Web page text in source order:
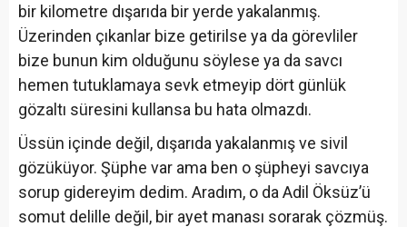
bir kilometre dışarıda bir yerde yakalanmış.
Üzerinden çıkanlar bize getirilse ya da görevliler
bize bunun kim olduğunu söylese ya da savcı
hemen tutuklamaya sevk etmeyip dört günlük
gözaltı süresini kullansa bu hata olmazdı.
Üssün içinde değil, dışarıda yakalanmış ve sivil
gözüküyor. Şüphe var ama ben o şüpheyi savcıya
sorup gidereyim dedim. Aradım, o da Adil Öksüz’ü
somut delille değil, bir ayet manası sorarak çözmüş.